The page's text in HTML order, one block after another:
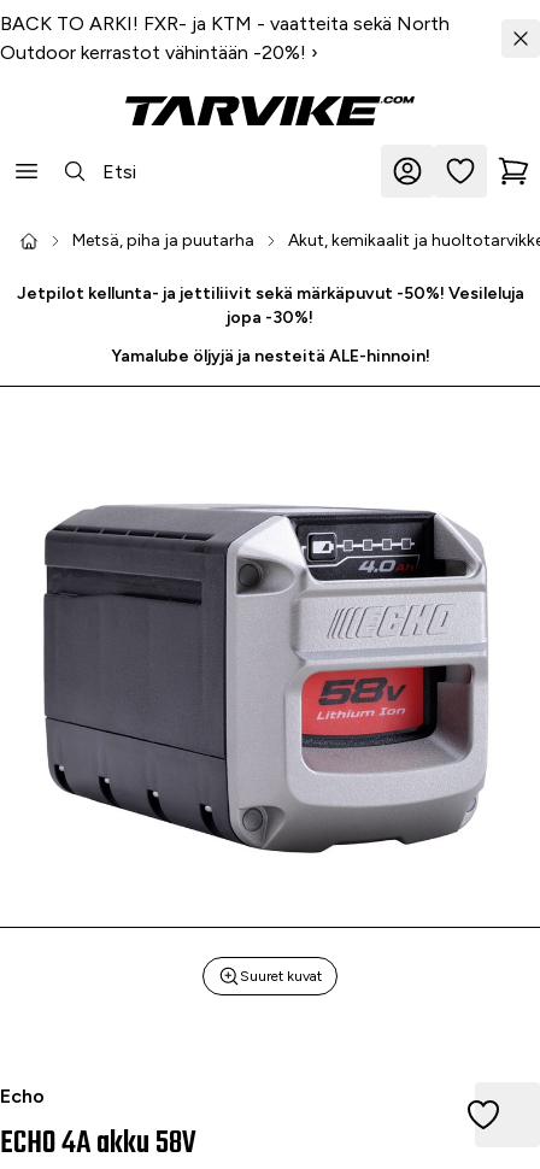
BACK TO ARKI! FXR- ja KTM - vaatteita sekä North
Outdoor kerrastot vähintään -20%! ›
Metsä, piha ja puutarha Akut, kemikaalit ja
Jetpilot kellunta- ja jettiliivit sekä märkäpuvut -50%! Vesileluja
jopa -30%!
Yamalube öljyjä ja nesteitä ALE-hinnoin!
Suuret kuvat
Echo
ECHO 4A akku 58V
ECHO 4A akku 58V